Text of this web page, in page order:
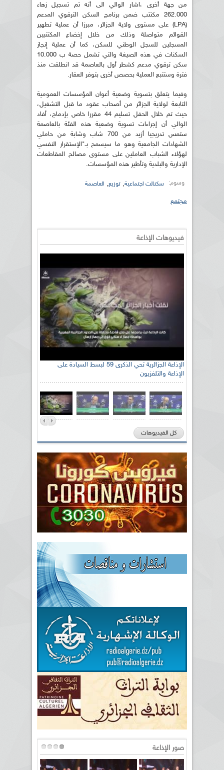
من جهة أخرى ،اشار الوالي الى أنه تم تسجيل زهاء
262.000 مكتتب ضمن برنامج السكن الترقوي المدعم
(LPA) على مستوى ولاية الجزائر، مبرزا أن عملية تطهير
القوائم متواصلة وذلك من خلال إخضاع المكتتبين
المسجلين للسجل الوطني للسكن، كما أن عملية إنجاز
السكنات في هذه الصيغة والتي تشمل حصة ب 10.000
سكن ترقوي مدعم كشطر أول بالعاصمة قد انطلقت منذ
فترة وستتبع العملية بحصص أخرى بتوفر العقار.
وفيما يتعلق بتسوية وضعية أعوان المؤسسات العمومية
التابعة لولاية الجزائر من أصحاب عقود ما قبل التشغيل،
حيث تم خلال الحفل تسليم 44 مقررا خاص بإدماج، أفاد
الوالي أن إجراءات تسوية وضعية هذه الفئة بالعاصمة
ستمس تدريجيا أزيد من 700 شاب وشابة من حاملي
الشهادات الجامعية وهو ما سيسمح بـ"الإستقرار النفسي
لهؤلاء الشباب العاملين على مستوى مصالح المقاطعات
الإدارية والبلدية وتأطير هذه المؤسسات.
وسوم: سكنالت اجتماعية, توزيع, العاصمة
مجتمع
فيديوهات الإذاعة
الإذاعة الجزائرية تحي الذكرى 59 لبسط السيادة على
الإذاعة والتلفزيون
كل الفيديوهات
صور الإذاعة